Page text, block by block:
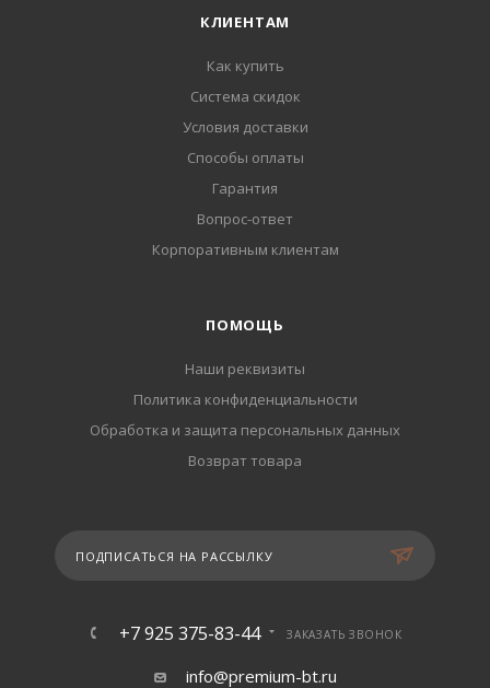
КЛИЕНТАМ
Как купить
Система скидок
Условия доставки
Способы оплаты
Гарантия
Вопрос-ответ
Корпоративным клиентам
ПОМОЩЬ
Наши реквизиты
Политика конфиденциальности
Обработка и защита персональных данных
Возврат товара
ПОДПИСАТЬСЯ НА РАССЫЛКУ
+7 925 375-83-44 ЗАКАЗАТЬ ЗВОНОК
info@premium-bt.ru